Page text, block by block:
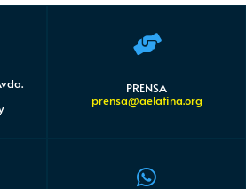

PRENSA
prensa@aelatina.org
